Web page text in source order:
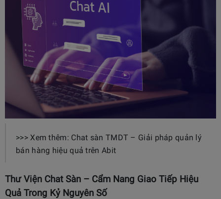
>>> Xem thêm: Chat sàn TMDT – Giải pháp quản lý
bán hàng hiệu quả trên Abit
Thư Viện Chat Sàn – Cẩm Nang Giao Tiếp Hiệu
Quả Trong Kỷ Nguyên Số